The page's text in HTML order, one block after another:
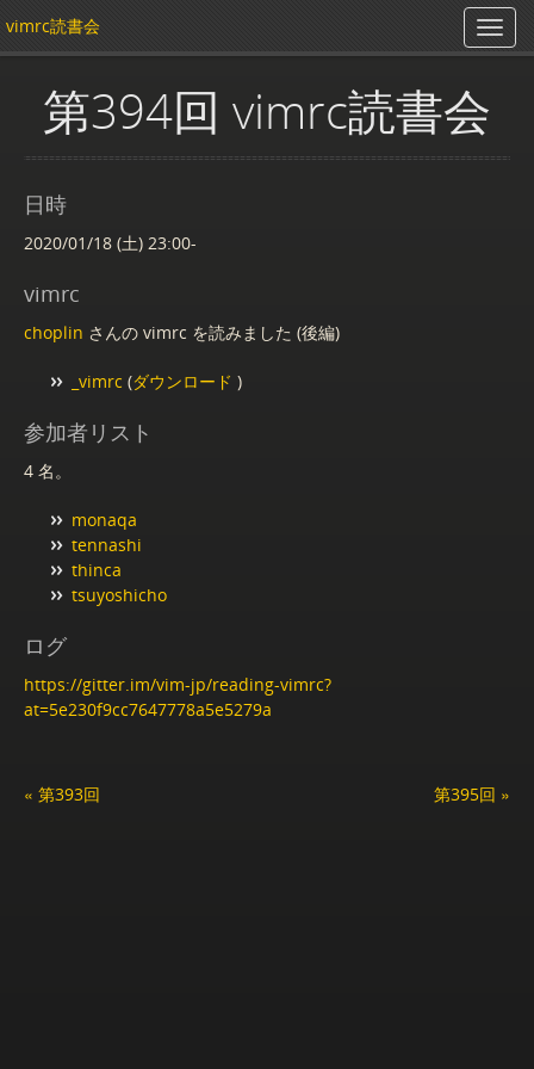
vimrc読書会
第394回 vimrc読書会
日時
2020/01/18 (土) 23:00-
vimrc
choplin さんの vimrc を読みました (後編)
_vimrc (ダウンロード )
参加者リスト
4 名。
monaqa
tennashi
thinca
tsuyoshicho
ログ
https://gitter.im/vim-jp/reading-vimrc?
at=5e230f9cc7647778a5e5279a
« 第393回 第395回 »